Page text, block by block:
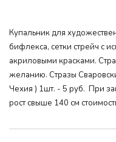
Купальник для
бифлекса, сетки стрейч с
акриловыми красками.
желанию. Стразы
Чехия ) 1шт. - 5 руб. При
рост свыше 140 см